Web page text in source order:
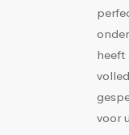
heeft
voor